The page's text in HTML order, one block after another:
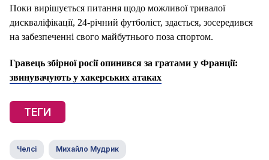
Поки вирішується питання щодо можливої тривалої
дискваліфікації, 24-річний футболіст, здається, зосередився
на забезпеченні свого майбутнього поза спортом.
Гравець збірної росії опинився за гратами у Франції:
звинувачують у хакерських атаках
ТЕГИ
Челсі Михайло Мудрик